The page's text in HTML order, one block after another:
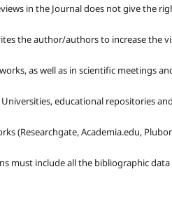
in the Journal does not give the
the author/authors to increase the
as well as in scientific meetings
educational repositories
(Researchgate, Academia.edu,
must include all the bibliographic